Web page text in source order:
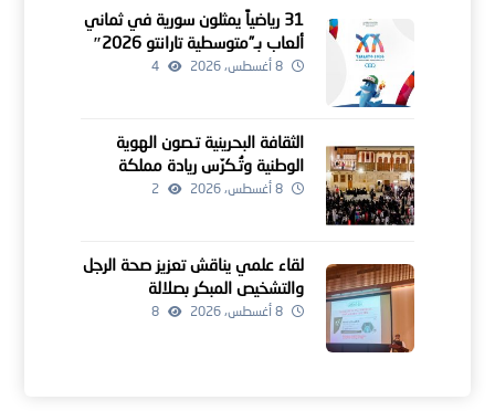
31 رياضياً يمثلون سورية في ثماني
ألعاب بـ”متوسطية تارانتو 2026″
8 أغسطس، 2026 4
الثقافة البحرينية تـصون الهوية
الوطنية وتُـكرّس ريادة مملكة
البحرين كمنارة للإبداع الإنساني
8 أغسطس، 2026 2
لقاء علمي يناقش تعزيز صحة الرجل
والتشخيص المبكر بصلالة
8 أغسطس، 2026 8